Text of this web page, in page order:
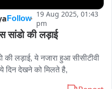
Follow
19 Aug 2025, 01:43
pm
सांडो की लड़ाई
लड़ाई, ये नजारा हुआ सीसीटीवी
देखने को मिलते है,